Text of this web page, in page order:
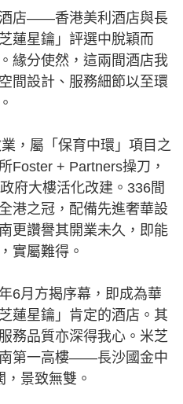
店——香港美利酒店與長
蓮星鑰」評選中脫穎而
緣分使然，這兩間酒店我
間設計、服務細節以至環
屬「保育中環」項目之
Foster + Partners操刀，
府大樓活化改建。336間
港之冠，配備先進奢華設
更讚譽其開業未久，即能
實屬難得。
月方揭序幕，即成為華
蓮星鑰」肯定的酒店。其
務品質亦深得我心。米芝
第一高樓——長沙國金中
景致無雙。